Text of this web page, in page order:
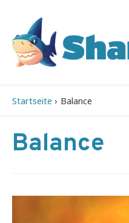
Startseite Balance
Balance